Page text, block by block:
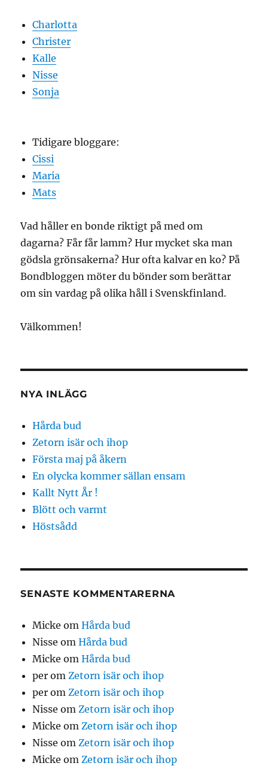
Charlotta
Christer
Kalle
Nisse
Sonja
Tidigare bloggare:
Cissi
Maria
Mats
Vad håller en bonde riktigt på med om
dagarna? Får får lamm? Hur mycket ska man
gödsla grönsakerna? Hur ofta kalvar en ko? På
Bondbloggen möter du bönder som berättar
om sin vardag på olika håll i Svenskfinland.
Välkommen!
NYA INLÄGG
Hårda bud
Zetorn isär och ihop
Första maj på åkern
En olycka kommer sällan ensam
Kallt Nytt År !
Blött och varmt
Höstsådd
SENASTE KOMMENTARERNA
Micke omHårda bud
Nisse omHårda bud
Micke omHårda bud
per om Zetorn isär och ihop
per om Zetorn isär och ihop
Nisse om Zetorn isär och ihop
Micke om Zetorn isär och ihop
Nisse om Zetorn isär och ihop
Micke om Zetorn isär och ihop